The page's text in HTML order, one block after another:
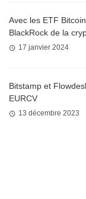
Avec les ETF
BlackRock de la
17 janvier 2024
Bitstamp et
EURCV
13 décembre 2023